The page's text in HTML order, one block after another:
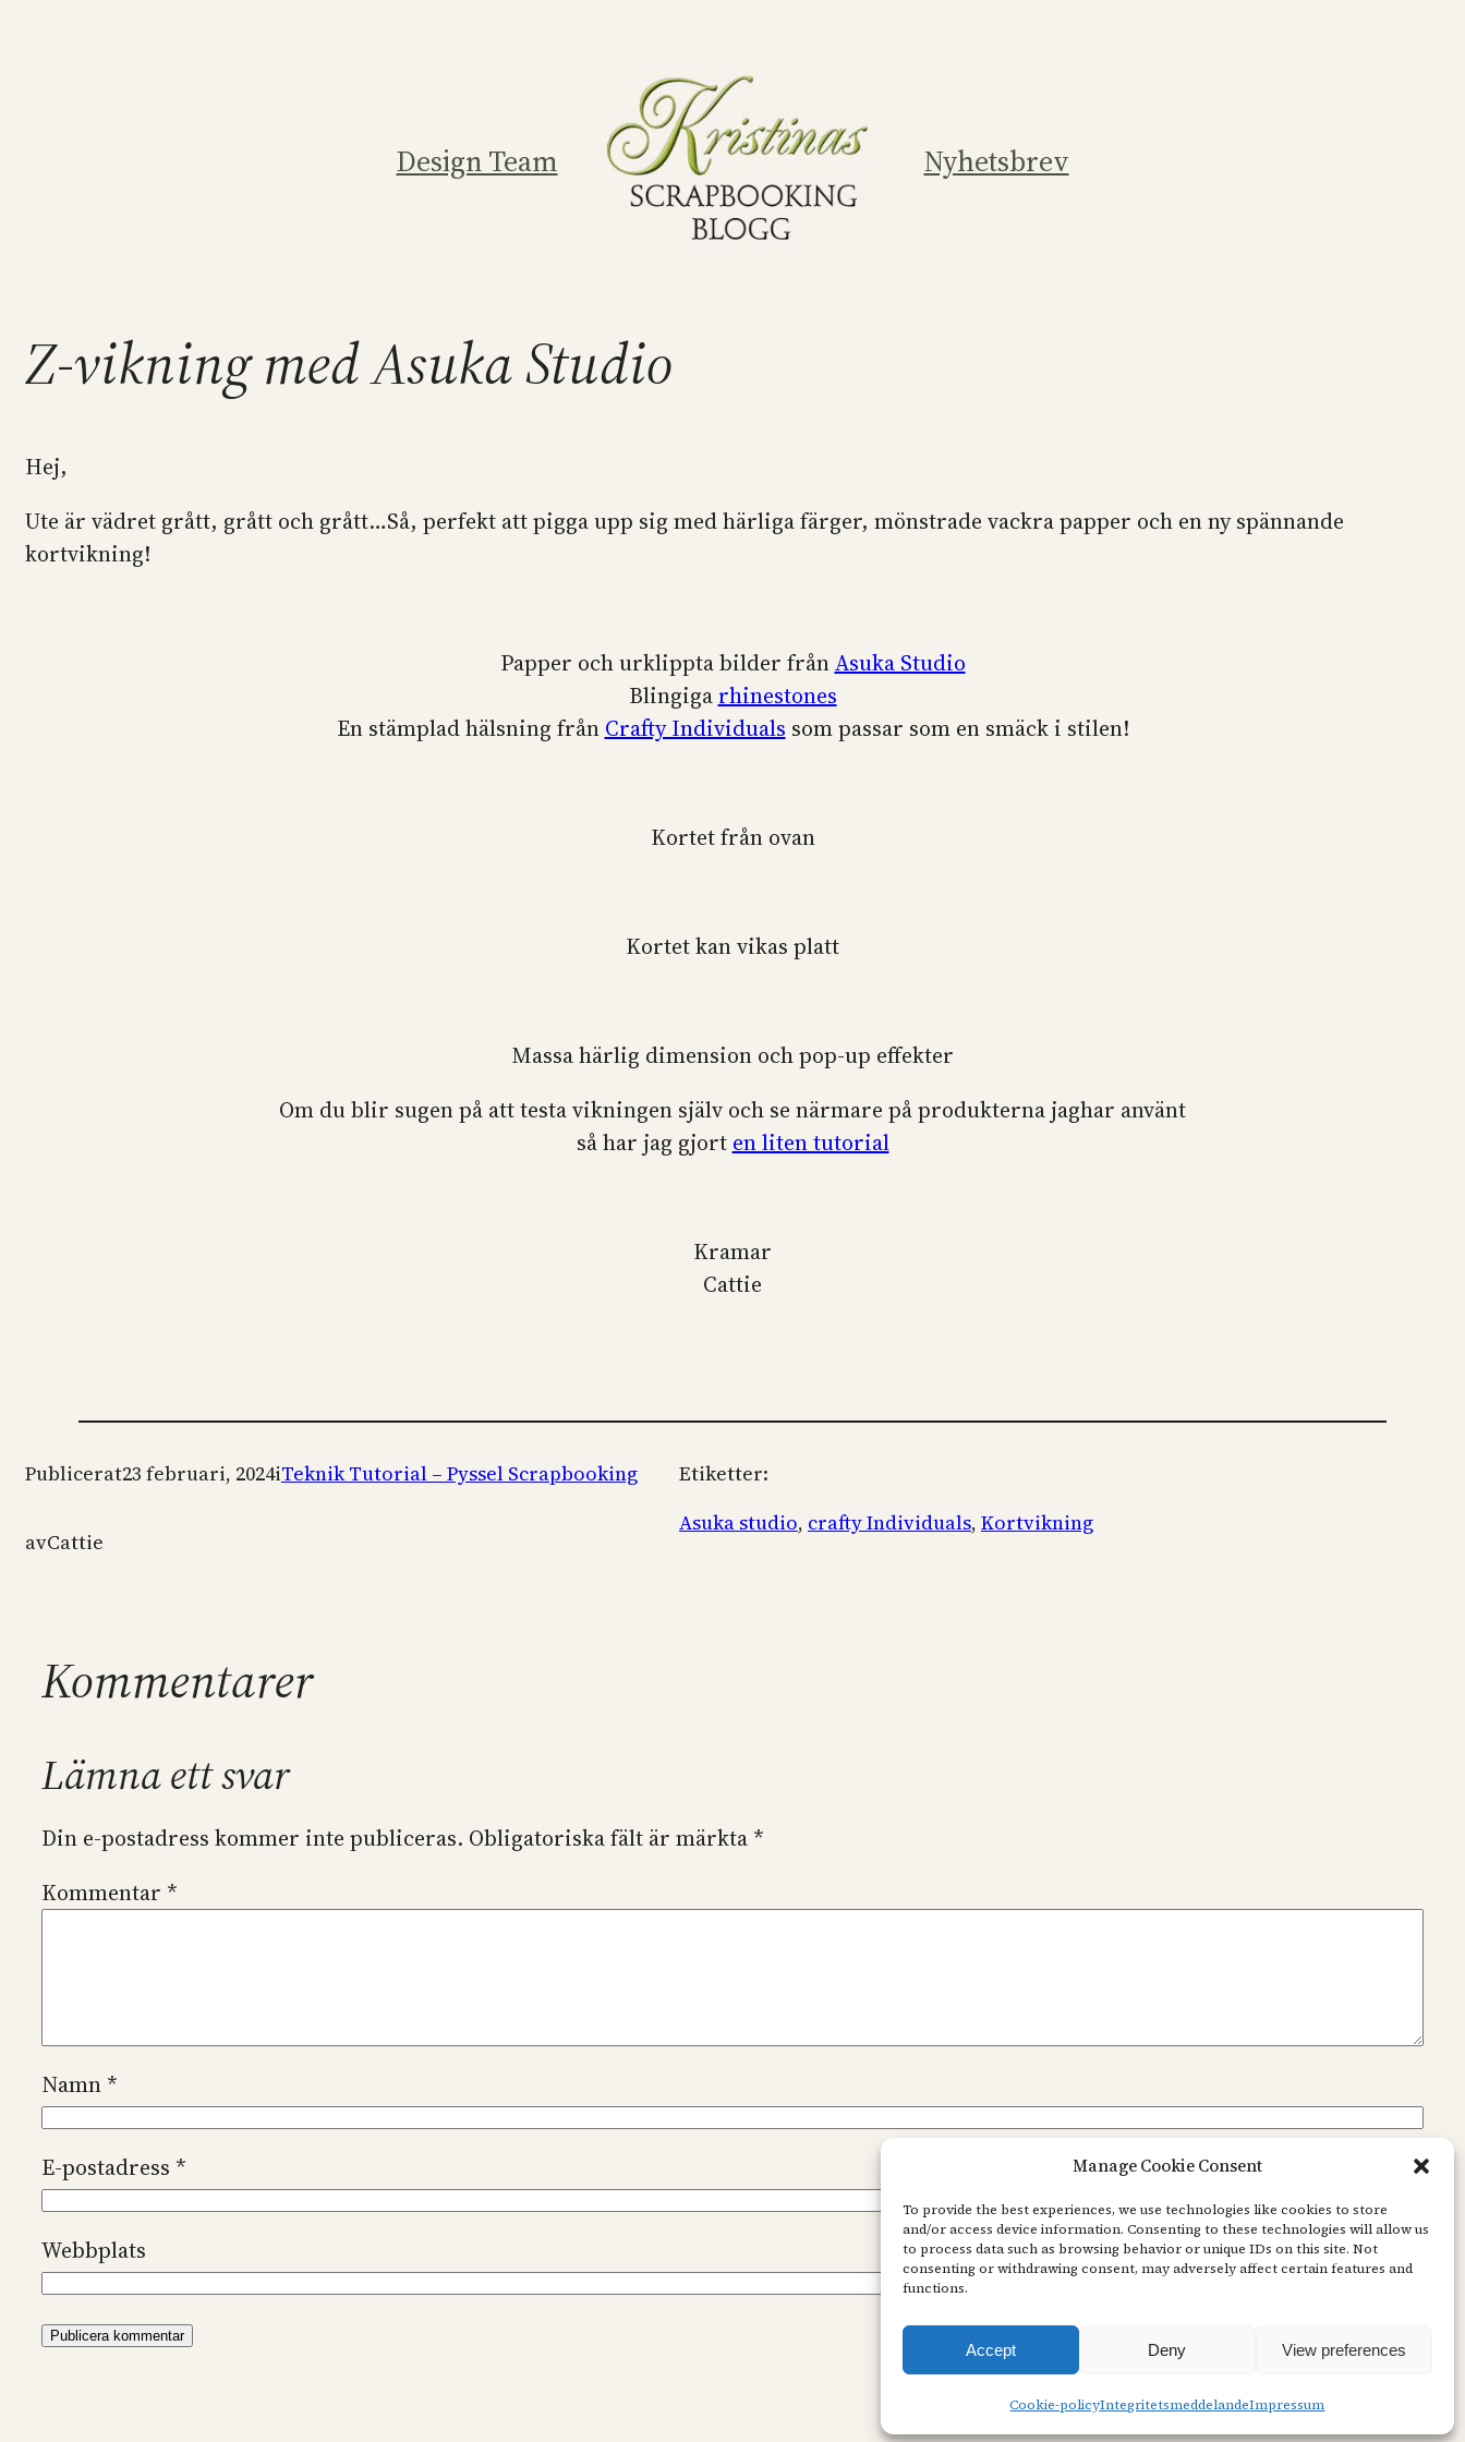
Manage Cookie Consent
To provide the best experiences, we use technologies like cookies to store
and/or access device information. Consenting to these technologies will allow us
to process data such as browsing behavior or unique IDs on this site. Not
consenting or withdrawing consent, may adversely affect certain features and
functions.
Accept Deny View preferences
Cookie-policyIntegritetsmeddelandeImpressum
Design Team Nyhetsbrev
Z-vikning med Asuka Studio
Hej,
Ute är vädret grått, grått och grått…Så, perfekt att pigga upp sig med härliga färger, mönstrade vackra papper och en ny spännande
kortvikning!
Papper och urklippta bilder frånAsuka Studio
Blingiga rhinestones
En stämplad hälsning från Crafty Individuals som passar som en smäck i stilen!
Kortet från ovan
Kortet kan vikas platt
Massa härlig dimension och pop-up effekter
Om du blir sugen på att testa vikningen själv och se närmare på produkterna jaghar använt
så har jag gjort en liten tutorial
Kramar
Cattie
Publicerat23 februari, 2024iTeknik Tutorial – Pyssel Scrapbooking
avCattie
Etiketter:
Asuka studio, crafty Individuals, Kortvikning
Kommentarer
Lämna ett svar
Din e-postadress kommer inte publiceras. Obligatoriska fält är märkta *
Kommentar *
Namn *
E-postadress *
Webbplats